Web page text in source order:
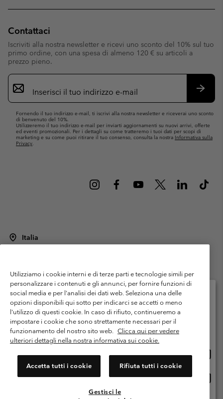
Contattaci
Iscriviti alla nostra newsletter e ricevi uno sconto del 10% sul tuo
primo ordine, con una spesa di almeno 120 € su articoli a
prezzo pieno.
Iscrizione
e-
mail
Fornendo il tuo indirizzo e-mail, ti iscrivi alla nostra newsletter e riceverai uno sconto
di benvenuto del 10%.
Utilizzeremo il tuo indirizzo e-mail per inviarti aggiornamenti su nuovi arrivi, offerte
ed eventi promozionali. Per i dettagli su come tratteremo i tuoi dati per scopi di
marketing e su come puoi ritirare il tuo consenso, consulta la nostra Informativa sulla
Privacy.
Italia
Termini di utilizzo
Condizioni Generali di Venditaa
Garanzia
Politica sulla privacy
Termini e condizioni del programma di membership
Condizioni di utilizzo dei contenuti generati dagli utenti
Impressum
Cookies
Public CBCR
Servizio clienti: Lun. - ven. 9:00 - 13:00 & 14:00- 18:00
(+)390694804176
Utilizziamo i cookie interni e di terze parti e tecnologie simili per
personalizzare i contenuti e gli annunci, per fornire funzioni di
social media e per l'analisi dei dati web. Seleziona una delle
opzioni disponibili qui sotto per indicarci se accetti o meno
l'utilizzo di questi cookie. In caso di rifiuto, continueremo a
impostare i cookie che sono strettamente necessari per il
funzionamento del nostro sito web. Clicca qui per vedere
ulteriori dettagli nella nostra informativa sui cookie.
Accetta tutti i cookie Rifiuta tutti i cookie
Gestisci le
Seleziona il paese di spedizione e la lingua
Shopping online disponibile
online
Italia
online